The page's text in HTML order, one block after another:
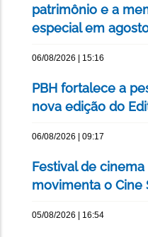
patrimônio e a
especial em
06/08/2026 | 15:16
PBH fortalece a
nova edição do
06/08/2026 | 09:17
Festival de
movimenta o Cine
05/08/2026 | 16:54